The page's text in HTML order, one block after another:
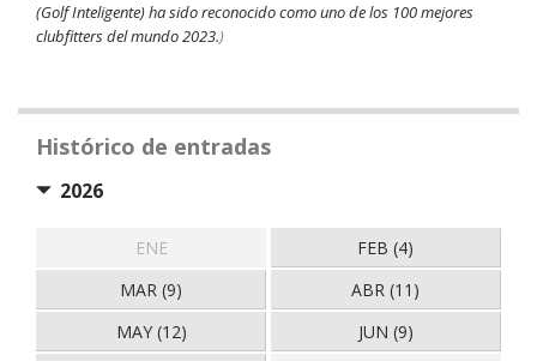
(Golf Inteligente) ha sido reconocido como uno de los 100 mejores
clubfitters del mundo 2023.)
Histórico de entradas
2026
ENE
FEB (4)
MAR (9)
ABR (11)
MAY (12)
JUN (9)